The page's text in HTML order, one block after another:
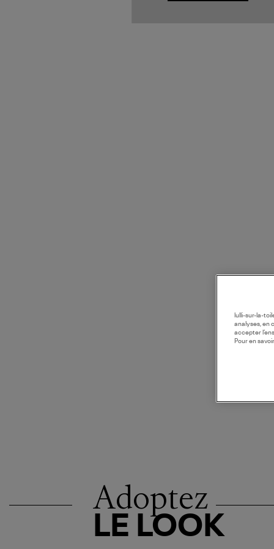
Adoptez
LE LOOK
lulli-sur-la-
analyses, en
accepter
Pour en